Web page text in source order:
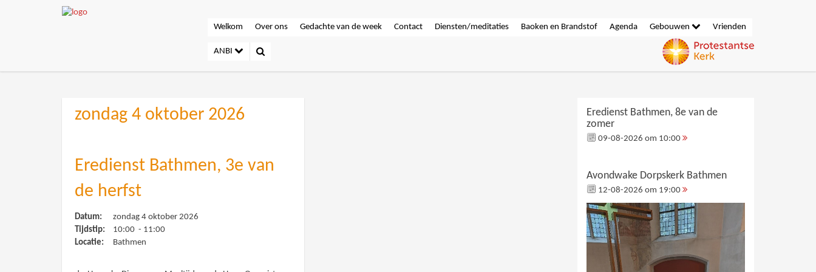
Welkom Over ons Gedachte van de week Contact Diensten/meditaties Baoken en Brandstof Agenda Gebouwen Vrienden
ANBI
zondag 4 oktober 2026
Eredienst Bathmen, 3e van
de herfst
Datum:
zondag 4 oktober 2026
Tijdstip:
10:00 - 11:00
Locatie:
Bathmen
Eredienst Bathmen, 8e van de
zomer
09-08-2026 om 10:00
Avondwake Dorpskerk Bathmen
12-08-2026 om 19:00